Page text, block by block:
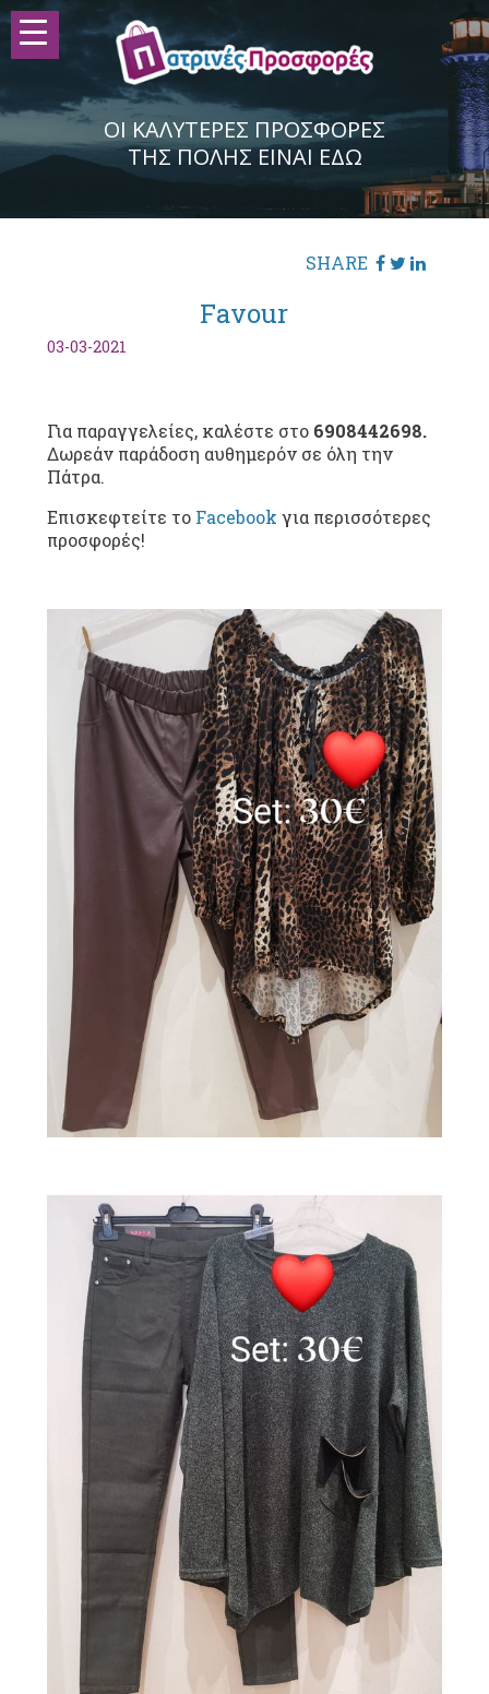
ΟΙ ΚΑΛΥΤΕΡΕΣ ΠΡΟΣΦΟΡΕΣ
ΤΗΣ ΠΟΛΗΣ ΕΙΝΑΙ ΕΔΩ
SHARE
Favour
03-03-2021
Για παραγγελείες, καλέστε στο 6908442698.
Δωρεάν παράδοση αυθημερόν σε όλη την
Πάτρα.
Επισκεφτείτε το Facebook για περισσότερες
προσφορές!